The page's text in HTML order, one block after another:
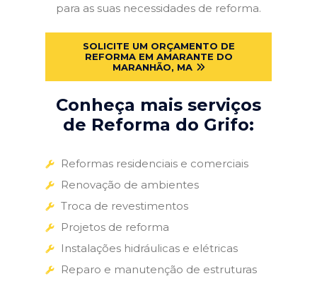
para as suas necessidades de reforma.
SOLICITE UM ORÇAMENTO DE
REFORMA EM AMARANTE DO
MARANHÃO, MA
Conheça mais serviços
de Reforma do Grifo:
Reformas residenciais e comerciais
Renovação de ambientes
Troca de revestimentos
Projetos de reforma
Instalações hidráulicas e elétricas
Reparo e manutenção de estruturas